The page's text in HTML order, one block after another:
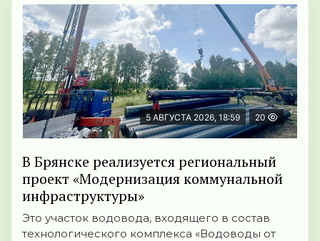
5 АВГУСТА 2026, 18:59 20
В Брянске реализуется региональный
проект «Модернизация коммунальной
инфраструктуры»
Это участок водовода, входящего в состав
технологического комплекса «Водоводы от